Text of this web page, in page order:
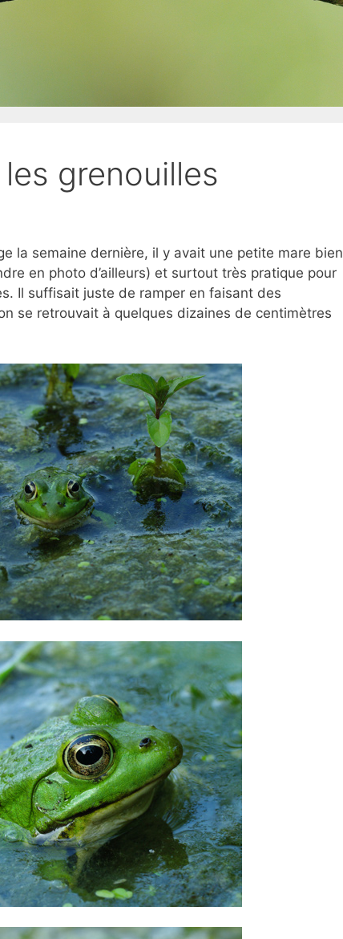
grenouilles
la semaine dernière, il y avait une petite mare bien
en photo d’ailleurs) et surtout très pratique pour
Il suffisait juste de ramper en faisant des
se retrouvait à quelques dizaines de centimètres